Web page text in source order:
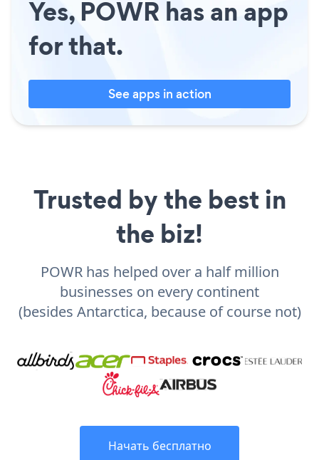
Yes, POWR has an app
for that.
See apps in action
Trusted by the best in
the biz!
POWR has helped over a half million
businesses on every continent
(besides Antarctica, because of course not)
Начать бесплатно